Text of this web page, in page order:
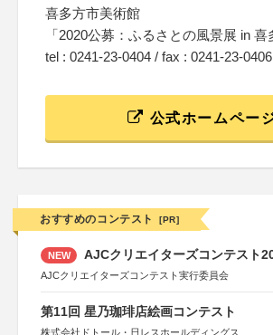
喜多方市美術館
「2020公募：ふるさとの風景展 in
tel : 0241-23-0404 / fax : 0241-23-0406
公式ホームペー
おすすめのコンテスト [PR]
NEW AJCクリエイターズコンテスト
AJCクリエイターズコンテスト実行委員会
第11回 星乃珈琲店絵画コンテスト
株式会社ドトール・日レスホールディングス